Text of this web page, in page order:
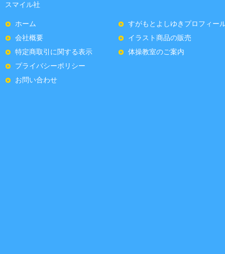
スマイル社
ホーム
会社概要
特定商取引に関する表示
プライバシーポリシー
お問い合わせ
すがもとよしゆきプロフィー
イラスト商品の販売
体操教室のご案内